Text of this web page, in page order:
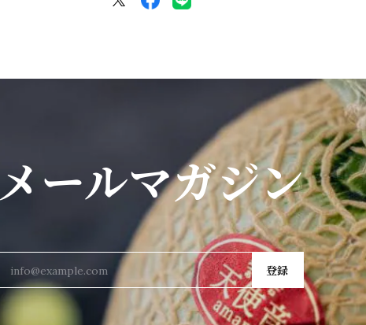
メールマガジン
登録